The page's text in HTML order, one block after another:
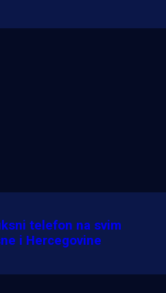
telefon na svim
i Hercegovine